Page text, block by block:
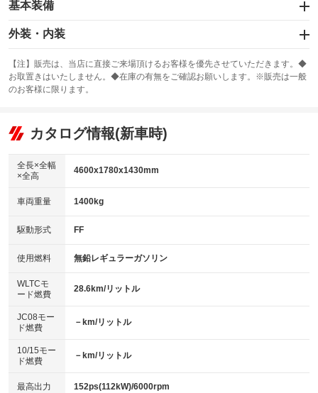
基本装備
エアバッグ：運転席/助手席/サイド
：装備あり
：装備なし
サンルーフ
：装備なし ABS
リフトアップ
：装備なし
：装備なし
パワーウィンドウ
アイドリングストップ
：装備あり
USB入力端子
：装備あり
100V電源
：装備あり
センターデフロック
：装備なし
電動格納ミラー
：装備あり
外装・内装
カーナビ
：装備なし
TV：フルセグ
：装備あり
ビジュアル
：装備なし
：装備あり
革シート
キーレス
HID(キセノンライト)
：装備なし
バックカメラ
：装備あり
エアロ
：装備なし
：装備あり
パワーシート
ベンチシート
：装備なし
チップアップシート
：装備なし
【注】販売は、当店に直接ご来場頂けるお客様を優先させていただきます。◆
お取置きはいたしません。◆在庫の有無をご確認お願いします。※販売は一般
のお客様に限ります。
カタログ情報(新車時)
全長×全幅
×全高
4600x1780x1430mm
車両重量 1400kg
駆動形式 FF
使用燃料 無鉛レギュラーガソリン
WLTCモ
ード燃費
28.6km/リットル
JC08モー
ド燃費
－km/リットル
10/15モー
ド燃費
－km/リットル
最高出力 152ps(112kW)/6000rpm